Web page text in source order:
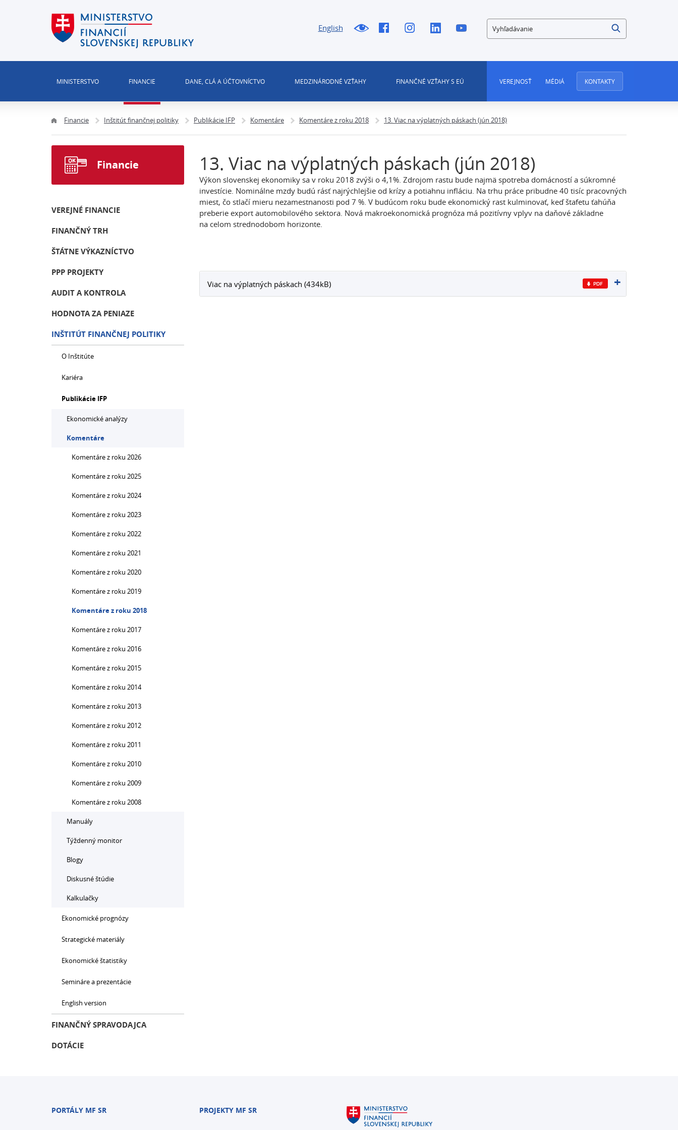
English Vyhľadávanie
MINISTERSTVO FINANCIE DANE, CLÁ A ÚČTOVNÍCTVO MEDZINÁRODNÉ VZŤAHY FINANČNÉ VZŤAHY S EÚ VEREJNOSŤ MÉDIÁ KONTAKTY
Financie Inštitút finančnej politiky Publikácie IFP Komentáre Komentáre z roku 2018 13. Viac na výplatných páskach (jún 2018)
13. Viac na výplatných páskach (jún 2018)
Výkon slovenskej ekonomiky sa v roku 2018 zvýši o 4,1%. Zdrojom rastu bude najmä spotreba domácností a súkromné
investície. Nominálne mzdy budú rásť najrýchlejšie od krízy a potiahnu infláciu. Na trhu práce pribudne 40 tisíc pracovných
miest, čo stlačí mieru nezamestnanosti pod 7 %. V budúcom roku bude ekonomický rast kulminovať, keď štafetu ťahúňa
preberie export automobilového sektora. Nová makroekonomická prognóza má pozitívny vplyv na daňové základne
na celom strednodobom horizonte.
Viac na výplatných páskach (434kB)
Financie
VEREJNÉ FINANCIE
FINANČNÝ TRH
ŠTÁTNE VÝKAZNÍCTVO
PPP PROJEKTY
AUDIT A KONTROLA
HODNOTA ZA PENIAZE
INŠTITÚT FINANČNEJ POLITIKY
O Inštitúte
Kariéra
Publikácie IFP
Ekonomické analýzy
Komentáre
Komentáre z roku 2026
Komentáre z roku 2025
Komentáre z roku 2024
Komentáre z roku 2023
Komentáre z roku 2022
Komentáre z roku 2021
Komentáre z roku 2020
Komentáre z roku 2019
Komentáre z roku 2018
Komentáre z roku 2017
Komentáre z roku 2016
Komentáre z roku 2015
Komentáre z roku 2014
Komentáre z roku 2013
Komentáre z roku 2012
Komentáre z roku 2011
Komentáre z roku 2010
Komentáre z roku 2009
Komentáre z roku 2008
Manuály
Týždenný monitor
Blogy
Diskusné štúdie
Kalkulačky
Ekonomické prognózy
Strategické materiály
Ekonomické štatistiky
Semináre a prezentácie
English version
FINANČNÝ SPRAVODAJCA
DOTÁCIE
PORTÁLY MF SR PROJEKTY MF SR